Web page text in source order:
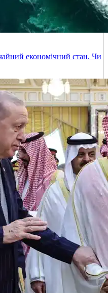
економічний стан. Чи